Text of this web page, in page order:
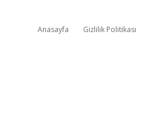
Anasayfa Gizlilik Politikası